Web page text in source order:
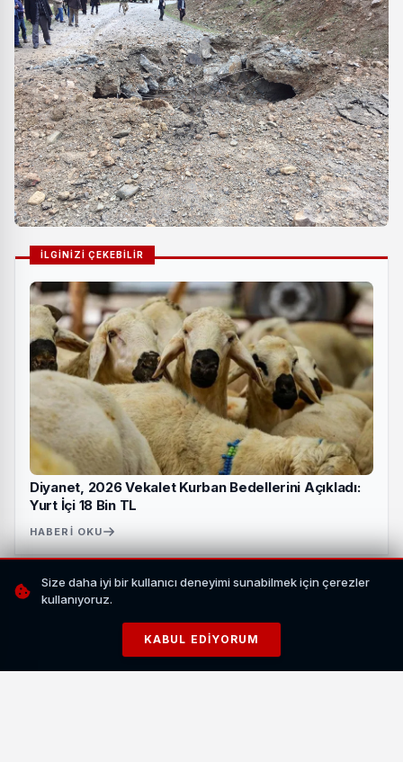
İLGİNİZİ ÇEKEBİLİR
Diyanet, 2026 Vekalet Kurban Bedellerini Açıkladı:
Yurt İçi 18 Bin TL
HABERI OKU
Size daha iyi bir kullanıcı deneyimi sunabilmek için çerezler
kullanıyoruz.
KABUL EDIYORUM